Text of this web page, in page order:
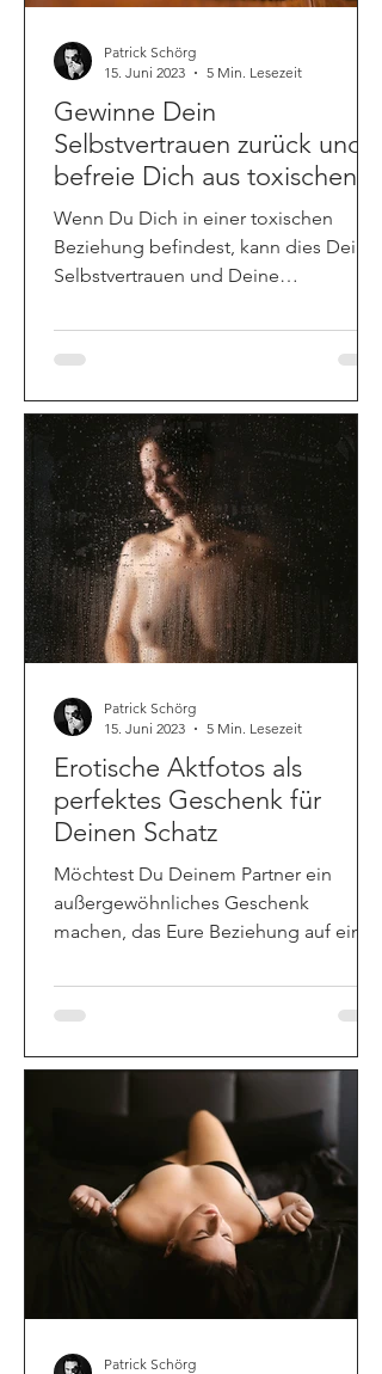
Gewinne Dein
Selbstvertrauen zurück und
befreie Dich aus toxischen
Beziehungen
Wenn Du Dich in einer toxischen
Beziehung befindest, kann dies Dein
Selbstvertrauen und Deine
beeinträchtigen.
Patrick Schörg
15. Juni 2023
5 Min. Lesezeit
Erotische Aktfotos als
perfektes Geschenk für
Deinen Schatz
Möchtest Du Deinem Partner ein
außergewöhnliches Geschenk
machen, das Eure Beziehung auf eine
Aktfotos
Patrick Schörg
15. Juni 2023
5 Min. Lesezeit
Patrick Schörg